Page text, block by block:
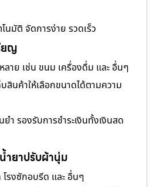
นมัติ จัดการง่าย รวดเร็ว
ยญ
าย เช่น ขนม เครื่องดื่ม และ อื่นๆ
นค้าให้เลือกขนาดได้ตามความ
ำ รองรับการชำระเงินทั้งเงินสด
ำยาปรับผ้านุ่ม
โรงซักอบรีด และ อื่นๆ